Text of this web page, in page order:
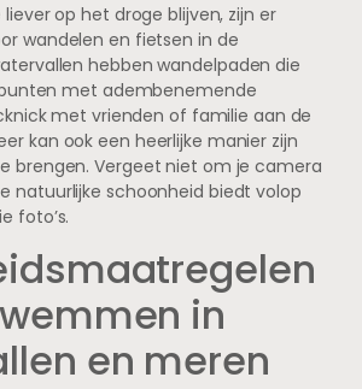
op het droge blijven, zijn er
wandelen en fietsen in de
hebben wandelpaden die
met adembenemende
met vrienden of familie aan de
kan ook een heerlijke manier zijn
brengen. Vergeet niet om je camera
natuurlijke schoonheid biedt volop
foto’s.
in
en meren